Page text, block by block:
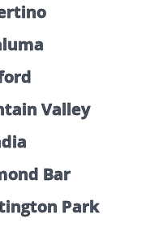
Valley
Bar
Park